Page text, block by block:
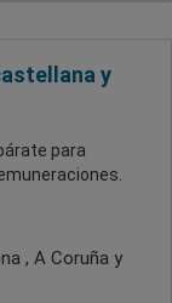
y
para
, A Coruña y